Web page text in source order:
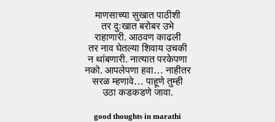
माणसाच्या सुखात पाठीशी
तर दुःखात बरोबर उभे
राहाणारी. आठवण काढली
तर नाव घेतल्या शिवाय उचकी
न थांबणारी. नात्यात परकेपणा
नको. आपलेपणा हवा… नाहीतर
सरळ म्हणावे… पाहूणे तुम्ही
उठा कडकडणे जावा.
good thoughts in marathi